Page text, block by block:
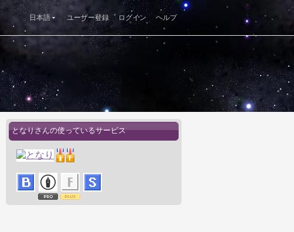
日本語 ユーザー登録 ログイン ヘルプ
となりさんの使っているサービス